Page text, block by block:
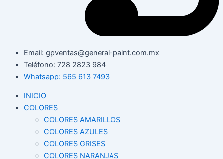
Email: gpventas@general-paint.com.mx
Teléfono: 728 2823 984
Whatsapp: 565 613 7493
INICIO
COLORES
COLORES AMARILLOS
COLORES AZULES
COLORES GRISES
COLORES NARANJAS